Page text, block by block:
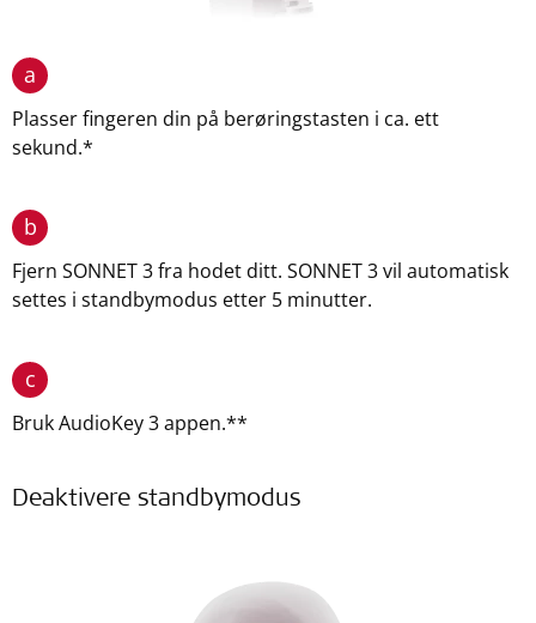
a
Plasser fingeren din på berøringstasten i ca. ett
sekund.*
b
Fjern SONNET 3 fra hodet ditt. SONNET 3 vil automatisk
settes i standbymodus etter 5 minutter.
c
Bruk AudioKey 3 appen.**
Deaktivere standbymodus